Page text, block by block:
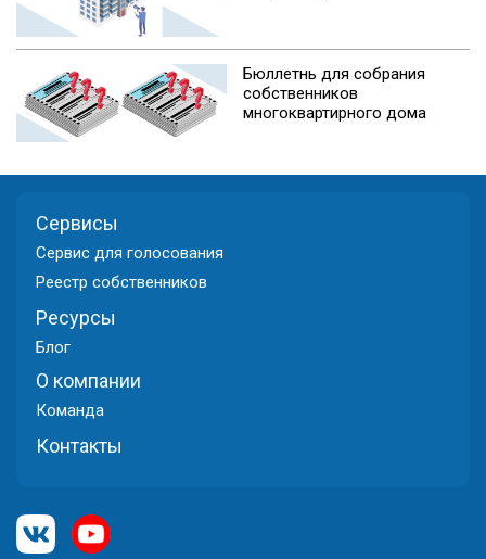
Бюллетнь для собрания
собственников
многоквартирного дома
Сервисы
Cервис для голосования
Реестр собственников
Ресурсы
Блог
О компании
Команда
Контакты